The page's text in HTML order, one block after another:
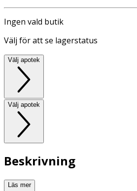
Ingen vald butik
Välj för att se lagerstatus
Välj apotek
Välj apotek
Beskrivning
Läs mer